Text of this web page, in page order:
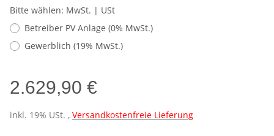
Bitte wählen: MwSt. | USt
Betreiber PV Anlage (0% MwSt.)
Gewerblich (19% MwSt.)
2.629,90 €
inkl. 19% USt. , Versandkostenfreie Lieferung